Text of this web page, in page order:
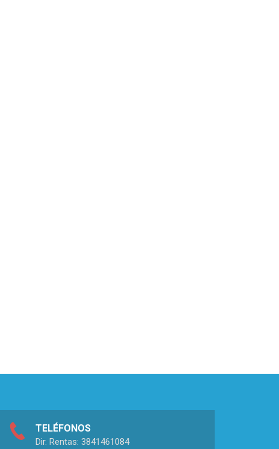
TELÉFONOS
Dir. Rentas: 3841461084